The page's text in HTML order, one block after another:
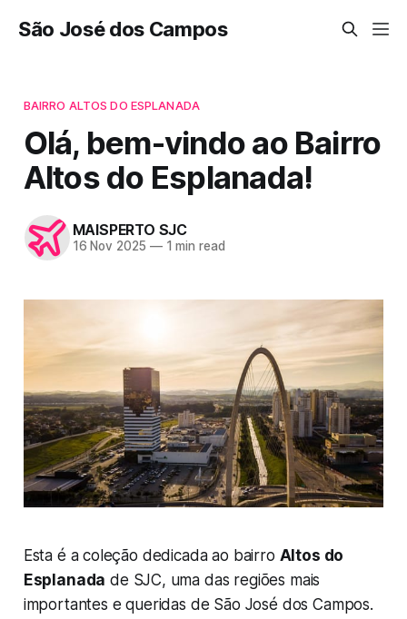
São José dos Campos
BAIRRO ALTOS DO ESPLANADA
Olá, bem-vindo ao Bairro
Altos do Esplanada!
MAISPERTO SJC
16 Nov 2025 —1 min read
Esta é a coleção dedicada ao bairro Altos do
Esplanada de SJC, uma das regiões mais
importantes e queridas de São José dos Campos.